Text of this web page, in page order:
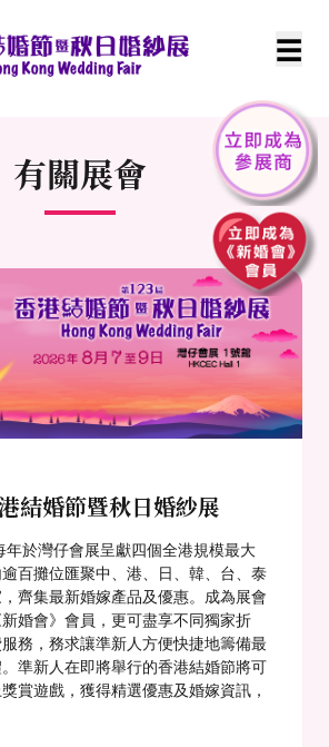
☰
有關展會
結婚節暨秋日婚紗展
年於灣仔會展呈獻四個全港規模最大
百攤位匯聚中、港、日、韓、台、泰
齊集最新婚嫁產品及優惠。成為展會
婚會》會員，更可盡享不同獨家折
務，務求讓準新人方便快捷地籌備最
準新人在即將舉行的香港結婚節將可
賞遊戲，獲得精選優惠及婚嫁資訊，